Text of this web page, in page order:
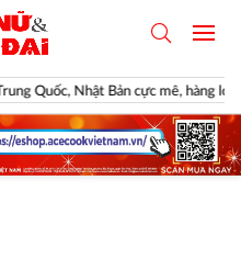
mê, hàng loạt đại gia chạy đua mở